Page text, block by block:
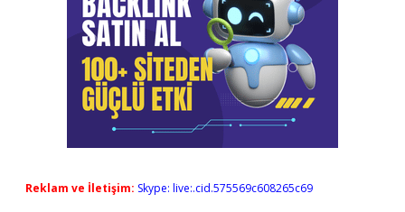
Reklam ve İletişim: Skype: live:.cid.575569c608265c69